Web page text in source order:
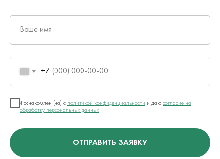
Ваше имя
+7
Я ознакомлен (на) с политикой конфиденциальности и даю согласие на
обработку персональных данных
ОТПРАВИТЬ ЗАЯВКУ